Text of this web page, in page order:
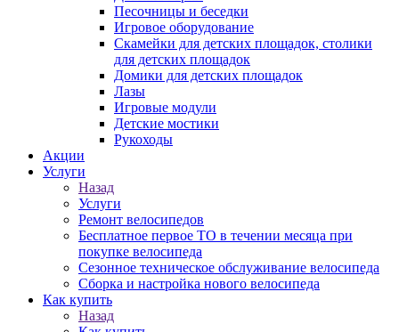
Песочницы и беседки
Игровое оборудование
Скамейки для детских площадок, столики
для детских площадок
Домики для детских площадок
Лазы
Игровые модули
Детские мостики
Рукоходы
Акции
Услуги
Назад
Услуги
Ремонт велосипедов
Бесплатное первое ТО в течении месяца при
покупке велосипеда
Сезонное техническое обслуживание велосипеда
Сборка и настройка нового велосипеда
Как купить
Назад